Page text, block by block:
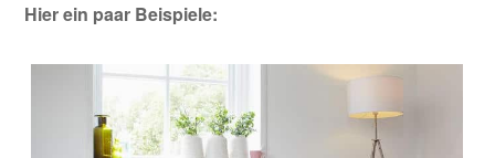
Hier ein paar Beispiele: